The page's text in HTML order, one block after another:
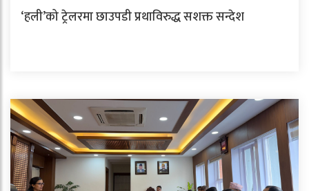
‘हली’को ट्रेलरमा छाउपडी प्रथाविरुद्ध सशक्त सन्देश